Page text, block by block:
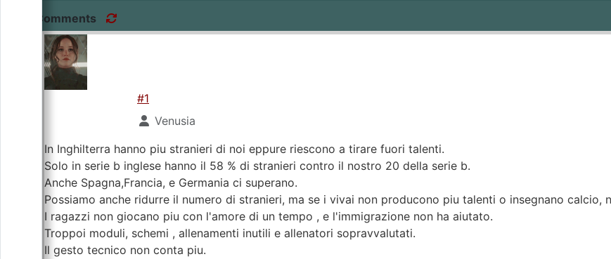
Comments
#1
Venusia
In Inghilterra hanno piu stranieri di noi eppure riescono a tirare fuori talenti.
Solo in serie b inglese hanno il 58 % di stranieri contro il nostro 20 della serie b.
Anche Spagna,Francia, e Germania ci superano.
Possiamo anche ridurre il numero di stranieri, ma se i vivai non producono piu talenti o insegnano calcio,
I ragazzi non giocano piu con l'amore di un tempo , e l'immigrazione non ha aiutato.
Troppoi moduli, schemi , allenamenti inutili e allenatori sopravvalutati.
Il gesto tecnico non conta piu.